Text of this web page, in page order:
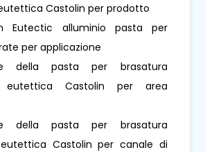
Castolin per prodotto
Eutectic alluminio pasta per
per applicazione
della pasta per brasatura
eutettica Castolin per area
della pasta per brasatura
Castolin per canale di